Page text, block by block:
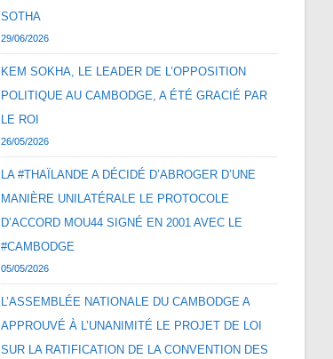
SOTHA
29/06/2026
KEM SOKHA, LE LEADER DE L’OPPOSITION
POLITIQUE AU CAMBODGE, A ÉTÉ GRACIÉ PAR
LE ROI
26/05/2026
LA #THAÏLANDE A DÉCIDÉ D’ABROGER D’UNE
MANIÈRE UNILATÉRALE LE PROTOCOLE
D’ACCORD MOU44 SIGNÉ EN 2001 AVEC LE
#CAMBODGE
05/05/2026
L’ASSEMBLÉE NATIONALE DU CAMBODGE A
APPROUVÉ À L’UNANIMITÉ LE PROJET DE LOI
SUR LA RATIFICATION DE LA CONVENTION DES